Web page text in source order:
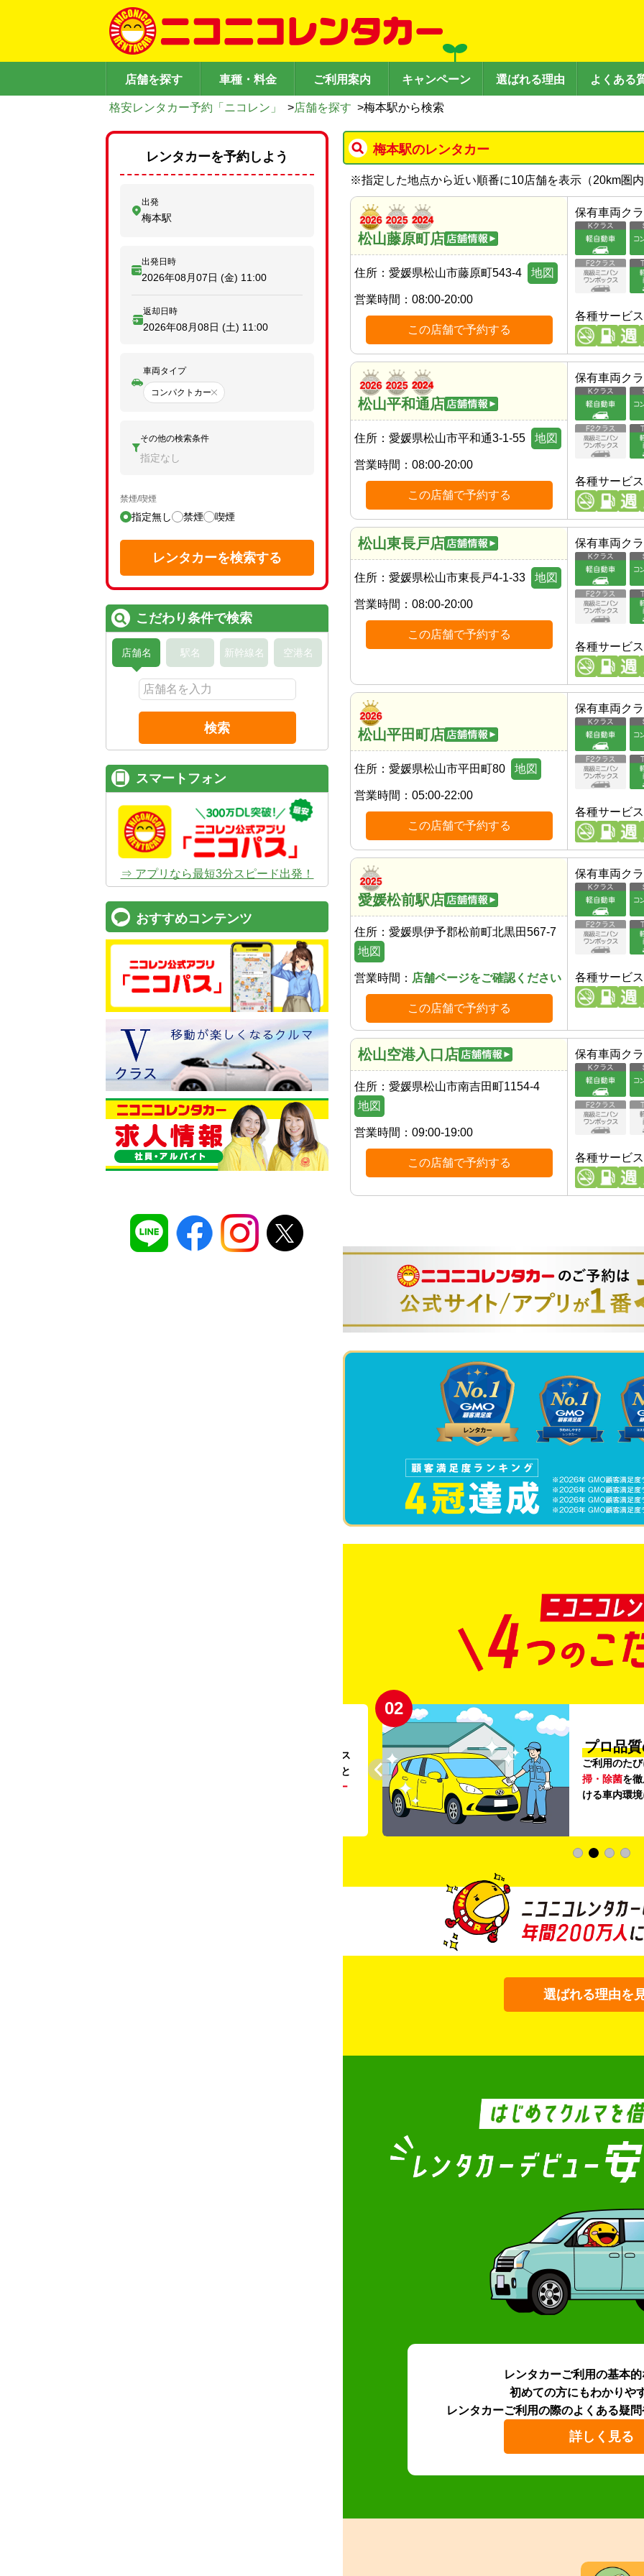
店舗を探す 車種・料金 ご利用案内 キャンペーン 選ばれる理由 よくある
格安レンタカー予約「ニコレン」 >店舗を探す >梅本駅から検索
梅本駅のレンタカー
※指定した地点から近い順番に10店舗を表示（20km圏
松山藤原町店
住所： 愛媛県松山市藤原町543-4 地図
営業時間： 08:00-20:00
この店舗で予約する
保有車両ク
各種サービス
松山平和通店
住所： 愛媛県松山市平和通3-1-55 地図
営業時間： 08:00-20:00
この店舗で予約する
保有車両ク
各種サービス
松山東長戸店
住所： 愛媛県松山市東長戸4-1-33 地図
営業時間： 08:00-20:00
この店舗で予約する
保有車両ク
各種サービス
松山平田町店
住所： 愛媛県松山市平田町80 地図
営業時間： 05:00-22:00
この店舗で予約する
保有車両ク
各種サービス
愛媛松前駅店
住所： 愛媛県伊予郡松前町北黒田567-7
地図
営業時間： 店舗ページをご確認ください
この店舗で予約する
保有車両ク
各種サービス
松山空港入口店
住所： 愛媛県松山市南吉田町1154-4
地図
営業時間： 09:00-19:00
この店舗で予約する
保有車両ク
各種サービス
。ガソリンス
タンドや整備工場の既存インフラを活用すること
リー
02
プロ品
ご利用のた
掃・除菌を
ける車内環
選ばれる理由を
レンタカーご利用の基本
初めての方にもわかりや
レンタカーご利用の際のよくある疑問
詳しく見る
レンタカーを予約しよう
出発
梅本駅
出発日時
2026年08月07日 (金) 11:00
返却日時
2026年08月08日 (土) 11:00
車両タイプ
コンパクトカー
その他の検索条件
指定なし
禁煙/喫煙
指定無し 禁煙 喫煙
レンタカーを検索する
こだわり条件で検索
店舗名 駅名 新幹線名 空港名
検索
スマートフォン
⇒ アプリなら最短3分スピード出発！
おすすめコンテンツ